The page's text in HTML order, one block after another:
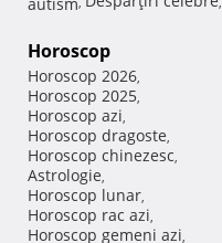
Horoscop
Horoscop 2026,
Horoscop 2025,
Horoscop azi,
Horoscop dragoste,
Horoscop chinezesc,
Astrologie,
Horoscop lunar,
Horoscop rac azi,
Horoscop gemeni azi,